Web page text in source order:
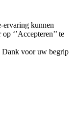
ervaring kunnen
‘’Accepteren’’ te
Dank voor uw begrip